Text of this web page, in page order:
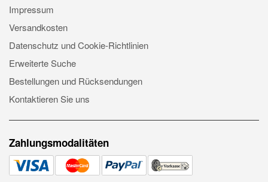
Zahlungsmodalitäten
Impressum
Versandkosten
Datenschutz und Cookie-Richtlinien
Erweiterte Suche
Bestellungen und Rücksendungen
Kontaktieren Sie uns